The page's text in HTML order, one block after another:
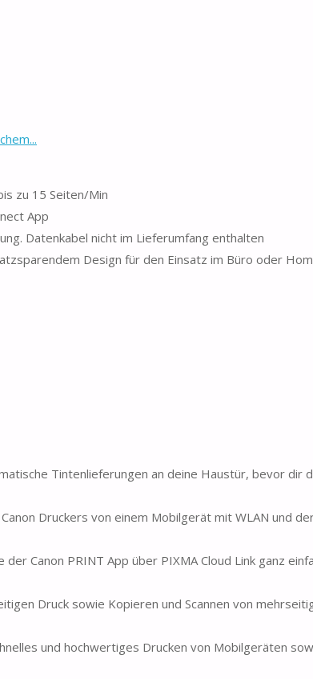
zu 15 Seiten/Min
App
Datenkabel nicht im Lieferumfang enthalten
Design für den Einsatz im Büro oder
Tintenlieferungen an deine Haustür, bevor dir
Druckers von einem Mobilgerät mit WLAN und
Canon PRINT App über PIXMA Cloud Link ganz
Druck sowie Kopieren und Scannen von
und hochwertiges Drucken von Mobilgeräten